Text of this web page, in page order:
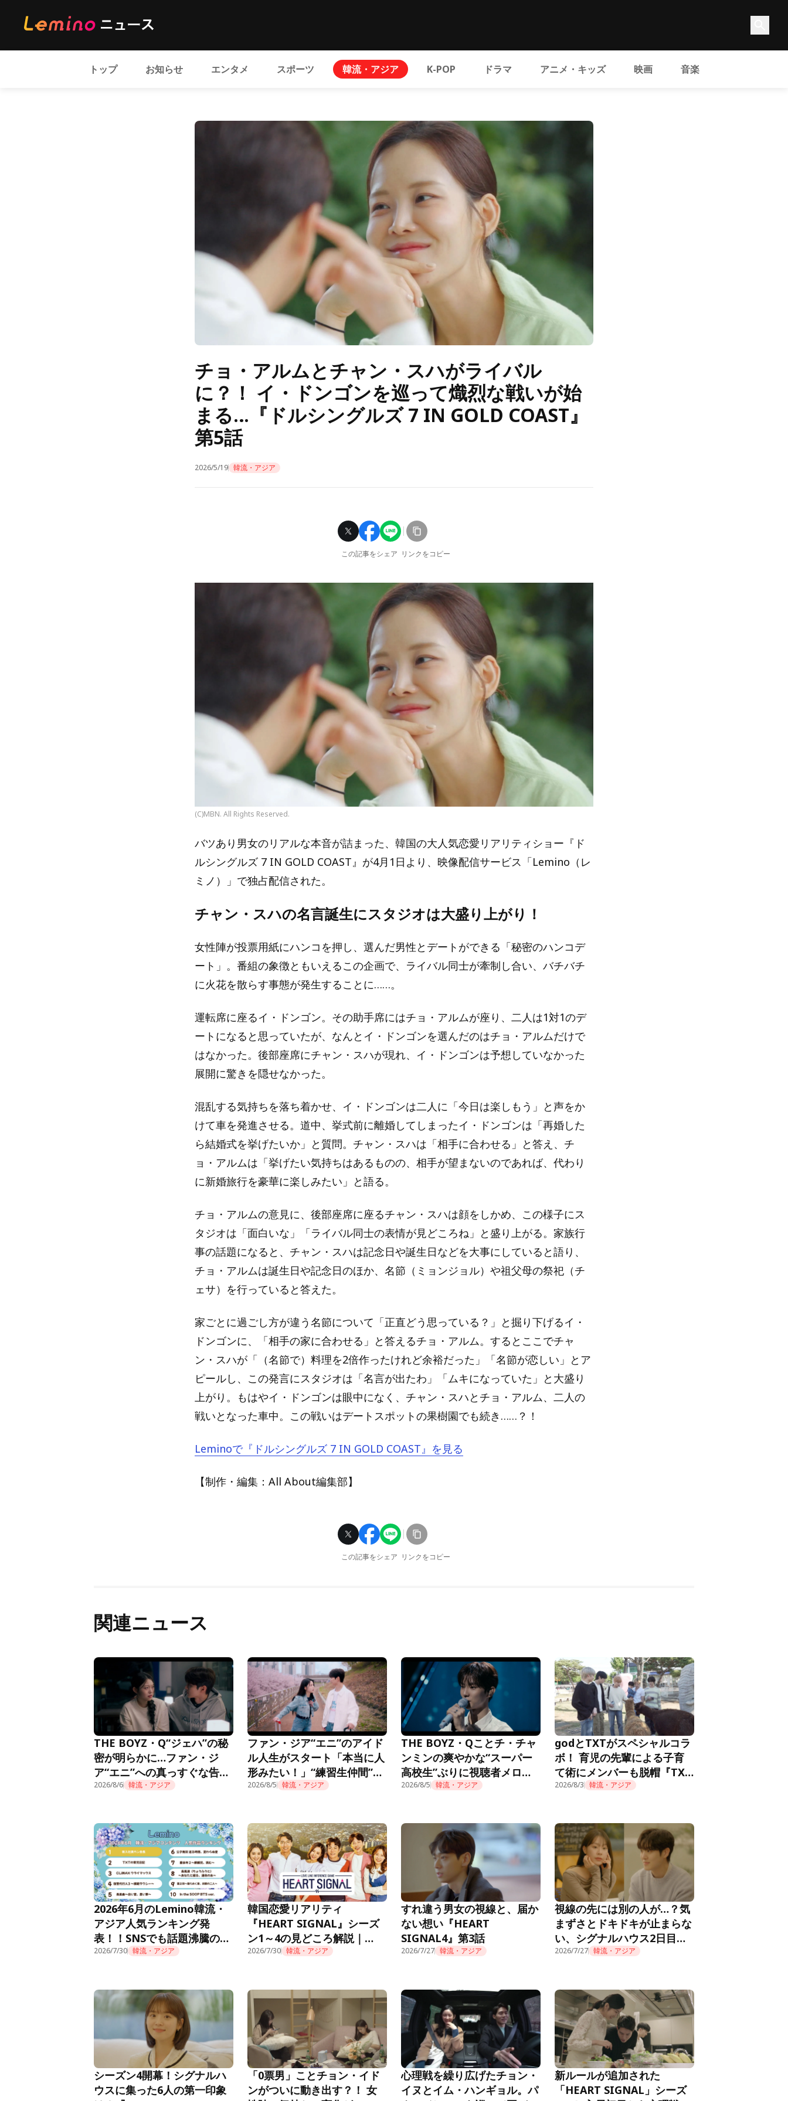
トップ お知らせ エンタメ スポーツ 韓流・アジア K-POP ドラマ アニメ・キッズ 映画 音楽
チョ・アルムとチャン・スハがライバル
に？！ イ・ドンゴンを巡って熾烈な戦いが始
まる…『ドルシングルズ 7 IN GOLD COAST』
第5話
2026/5/19 韓流・アジア
この記事をシェア リンクをコピー
(C)MBN. All Rights Reserved.
バツあり男女のリアルな本音が詰まった、韓国の大人気恋愛リアリティショー『ド
ルシングルズ 7 IN GOLD COAST』が4月1日より、映像配信サービス「Lemino（レ
ミノ）」で独占配信された。
チャン・スハの名言誕生にスタジオは大盛り上がり！
女性陣が投票用紙にハンコを押し、選んだ男性とデートができる「秘密のハンコデ
ート」。番組の象徴ともいえるこの企画で、ライバル同士が牽制し合い、バチバチ
に火花を散らす事態が発生することに……。
運転席に座るイ・ドンゴン。その助手席にはチョ・アルムが座り、二人は1対1のデ
ートになると思っていたが、なんとイ・ドンゴンを選んだのはチョ・アルムだけで
はなかった。後部座席にチャン・スハが現れ、イ・ドンゴンは予想していなかった
展開に驚きを隠せなかった。
混乱する気持ちを落ち着かせ、イ・ドンゴンは二人に「今日は楽しもう」と声をか
けて車を発進させる。道中、挙式前に離婚してしまったイ・ドンゴンは「再婚した
ら結婚式を挙げたいか」と質問。チャン・スハは「相手に合わせる」と答え、チ
ョ・アルムは「挙げたい気持ちはあるものの、相手が望まないのであれば、代わり
に新婚旅行を豪華に楽しみたい」と語る。
チョ・アルムの意見に、後部座席に座るチャン・スハは顔をしかめ、この様子にス
タジオは「面白いな」「ライバル同士の表情が見どころね」と盛り上がる。家族行
事の話題になると、チャン・スハは記念日や誕生日などを大事にしていると語り、
チョ・アルムは誕生日や記念日のほか、名節（ミョンジョル）や祖父母の祭祀（チ
ェサ）を行っていると答えた。
家ごとに過ごし方が違う名節について「正直どう思っている？」と掘り下げるイ・
ドンゴンに、「相手の家に合わせる」と答えるチョ・アルム。するとここでチャ
ン・スハが「（名節で）料理を2倍作ったけれど余裕だった」「名節が恋しい」とア
ピールし、この発言にスタジオは「名言が出たわ」「ムキになっていた」と大盛り
上がり。もはやイ・ドンゴンは眼中になく、チャン・スハとチョ・アルム、二人の
戦いとなった車中。この戦いはデートスポットの果樹園でも続き……？！
Leminoで『ドルシングルズ 7 IN GOLD COAST』を見る
【制作・編集：All About編集部】
この記事をシェア リンクをコピー
関連ニュース
THE BOYZ・Q“ジェハ”の秘
密が明らかに…ファン・ジ
ア“エニ”への真っすぐな告白
に胸キュン＜推しデビュー＞
2026/8/6 韓流・アジア
ファン・ジア“エニ”のアイド
ル人生がスタート「本当に人
形みたい！」“練習生仲間”も
話題に＜推しデビュー＞
2026/8/5 韓流・アジア
THE BOYZ・Qことチ・チャ
ンミンの爽やかな“スーパー
高校生”ぶりに視聴者メロメ
ロ「制服似合ってる」＜推し
2026/8/5 韓流・アジア
godとTXTがスペシャルコラ
ボ！ 育児の先輩による子育
て術にメンバーも脱帽『TXT
の育児日記』第10話
2026/8/3 韓流・アジア
2026年6月のLemino韓流・
アジア人気ランキング発
表！！SNSでも話題沸騰の痛
快オフィスファンタジー『新
首位獲得！
2026/7/30 韓流・アジア
韓国恋愛リアリティ
『HEART SIGNAL』シーズ
ン1～4の見どころ解説｜
Lemino公式
2026/7/30 韓流・アジア
すれ違う男女の視線と、届か
ない想い『HEART
SIGNAL4』第3話
2026/7/27 韓流・アジア
視線の先には別の人が…？気
まずさとドキドキが止まらな
い、シグナルハウス2日目の
朝『HEART SIGNAL4』第2
2026/7/27 韓流・アジア
シーズン4開幕！シグナルハ
ウスに集った6人の第一印象
「0票男」ことチョン・イド
ンがついに動き出す？！ 女
心理戦を繰り広げたチョン・
イヌとイム・ハンギョル。パ
新ルールが追加された
「HEART SIGNAL」シーズ